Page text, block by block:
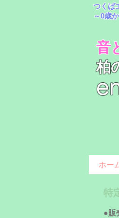
つくば
～0歳
音
柏
ホー
特
●販